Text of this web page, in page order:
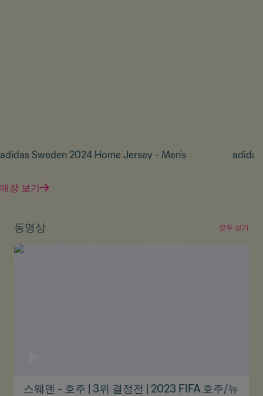
adidas Sweden 2024 Home Jersey - Men's
매장 보기
동영상 모두 보기
스웨덴 - 호주 | 3위 결정전 | 2023 FIFA 호주/뉴